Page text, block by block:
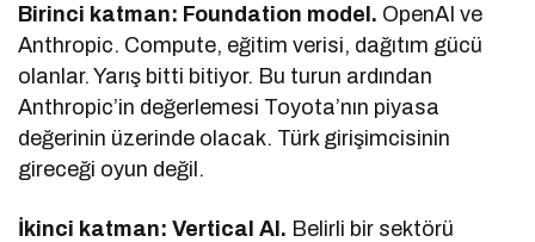
Birinci katman: Foundation model. OpenAI ve
Anthropic. Compute, eğitim verisi, dağıtım gücü
olanlar. Yarış bitti bitiyor. Bu turun ardından
Anthropic’in değerlemesi Toyota’nın piyasa
değerinin üzerinde olacak. Türk girişimcisinin
gireceği oyun değil.
İkinci katman: Vertical AI. Belirli bir sektörü